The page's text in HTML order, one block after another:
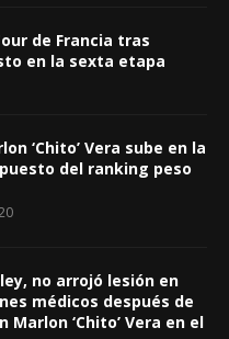
de Francia tras
en la sexta etapa
‘Chito’ Vera sube en la
puesto del ranking peso
no arrojó lesión en
médicos después de
Marlon ‘Chito’ Vera en el